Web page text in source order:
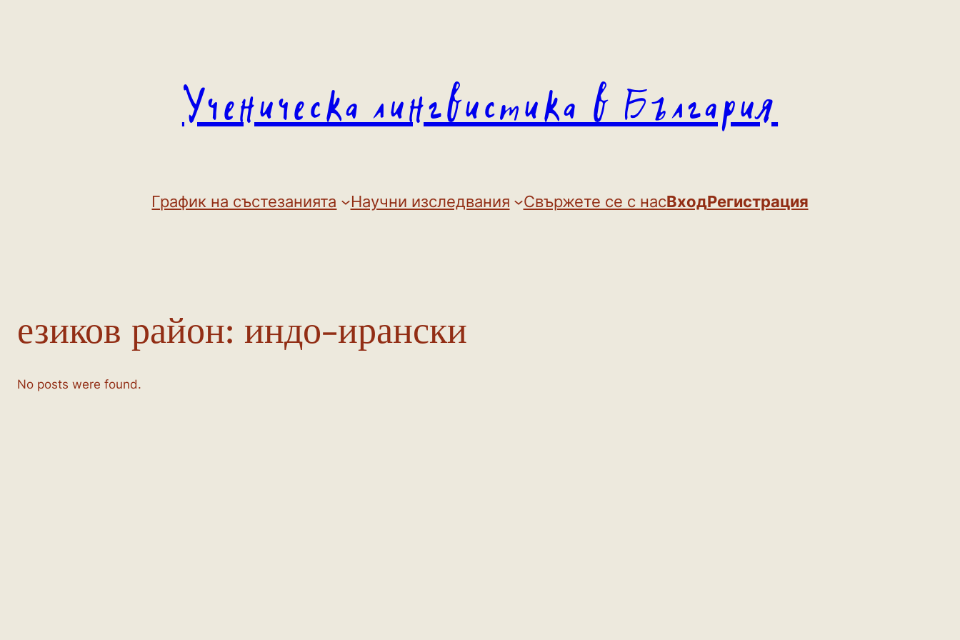
Ученическа лингвистика в България
График на състезанията Научни изследвания Свържете се с насВходРегистрация
езиков район: индо-ирански
No posts were found.